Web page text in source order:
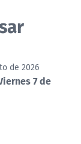
de 2026
7 de